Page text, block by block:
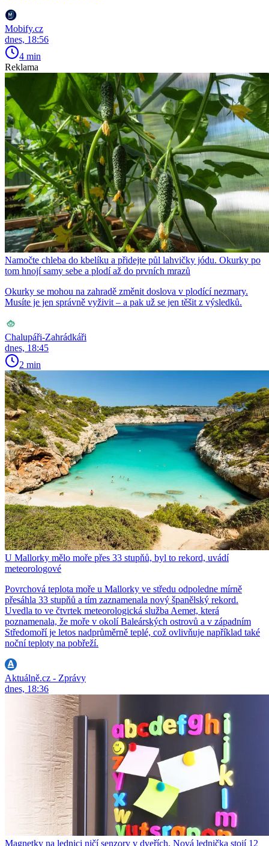
Mobify.cz
dnes, 18:56
4 min
Reklama
Namočte chleba do kbelíku a přidejte půl lahvičky jódu. Okurky po
tom hnojí samy sebe a plodí až do prvních mrazů
Okurky se mohou na zahradě změnit doslova v plodící nezmary.
Musíte je jen správně vyživit – a pak už se jen těšit z výsledků.
Chalupáři-Zahrádkáři
dnes, 18:45
2 min
U Mallorky mělo moře přes 33 stupňů, byl to rekord, uvádí
meteorologové
Povrchová teplota moře u Mallorky ve středu odpoledne mírně
přesáhla 33 stupňů a tím zaznamenala nový španělský rekord.
Uvedla to ve čtvrtek meteorologická služba Aemet, která
poznamenala, že moře v okolí Baleárských ostrovů a v západním
Středomoří je letos nadprůměrně teplé, což ovlivňuje například také
noční teploty na pobřeží.
Aktuálně.cz - Zprávy
dnes, 18:36
Magnetky na lednici ničí senzory v dveřích. Nová lednička stojí 12